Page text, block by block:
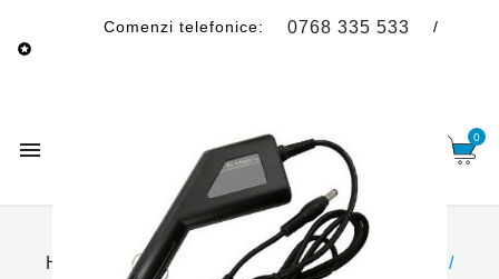

Comenzi telefonice: 0768 335 533
 0
Acasa Incarcatoare
Incarcatoare
HP
Incarcator laptop auto HP 90W / 4.62A /